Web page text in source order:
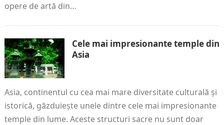
opere de artă din…
Cele mai impresionante temple din
Asia
Asia, continentul cu cea mai mare diversitate culturală și
istorică, găzduiește unele dintre cele mai impresionante
temple din lume. Aceste structuri sacre nu sunt doar